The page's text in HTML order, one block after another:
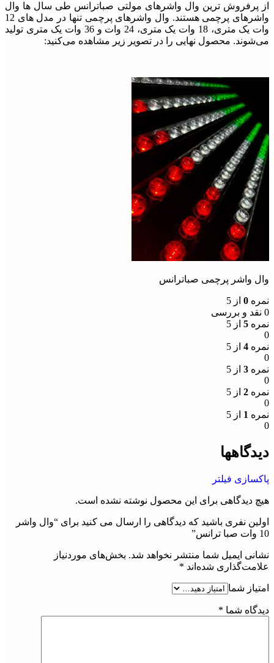
از پرفروش ترین وال واشرهای مولتی صباترانس طی سال ها وال
واشرهای پرچمی هستند. وال واشرهای پرچمی تنها در مدل های 12
وات یک متری، 18 وات یک متری، 24 وات و 36 وات یک متری تولید
می‌شوند. محصول نهایی را در تصویر زیر مشاهده می‌کنید:
وال واشر پرچمی صباترانس
نمره 0 از 5
0 نقد و بررسی
نمره 5 از 5
0
نمره 4 از 5
0
نمره 3 از 5
0
نمره 2 از 5
0
نمره 1 از 5
0
دیدگاهها
پاکسازی فیلتر
هیچ دیدگاهی برای این محصول نوشته نشده است.
اولین نفری باشید که دیدگاهی را ارسال می کنید برای “وال واشر
10 وات صبا ترانس”
نشانی ایمیل شما منتشر نخواهد شد. بخش‌های موردنیاز
علامت‌گذاری شده‌اند *
امتیاز شما
دیدگاه شما *